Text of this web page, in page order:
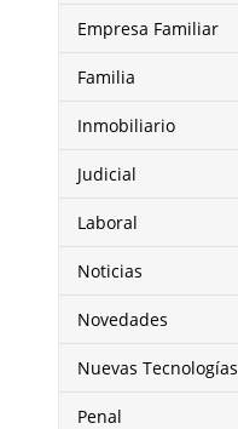
Empresa Familiar
Familia
Inmobiliario
Judicial
Laboral
Noticias
Novedades
Nuevas Tecnologías
Penal